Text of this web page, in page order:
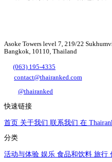
Asoke Towers level 7, 219/22
Bangkok, 10110, Thailand
(063) 195-4335
contact@thairanked.com
@thairanked
快速链接
首页 关于我们 联系我们 在
分类
活动与体验 娱乐 食品和饮料 旅行